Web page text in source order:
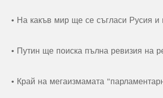
• На какъв мир ще се съгласи Русия
• Путин ще поиска пълна ревизия на
• Край на мегаизмамата